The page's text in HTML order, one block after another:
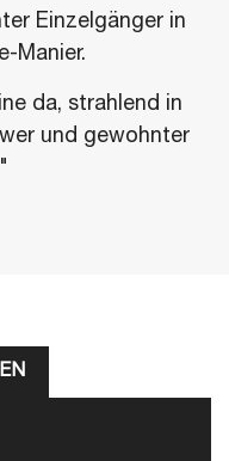
Einzelgänger in
Manier.
da, strahlend in
und gewohnter